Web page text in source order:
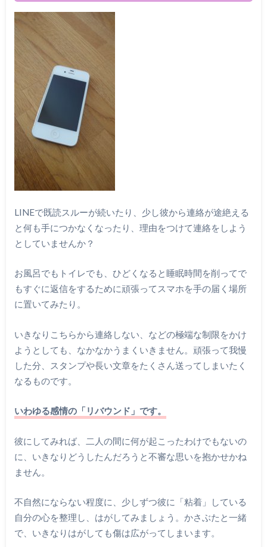
LINEで既読スルーが続いたり、少し彼から連絡が途絶える
と何も手につかなくなったり、理由をつけて連絡をしよう
としていませんか？
お風呂でもトイレでも、ひどくなると睡眠時間を削ってで
もすぐに返信をするために頑張ってスマホを手の届く場所
に置いてみたり。
いきなりこちらから連絡しない、などの極端な制限をかけ
ようとしても、なかなかうまくいきません。頑張って我慢
した分、スタンプや長い文章をたくさん送ってしまいたく
なるものです。
いわゆる感情の「リバウンド」です。
彼にしてみれば、二人の間に何が起こったわけでもないの
に、いきなりどうしたんだろうと不審な思いを抱かせかね
ません。
不自然にならない程度に、少しずつ彼に「粘着」している
自分の心を整理し、はがしてみましょう。かさぶたと一緒
で、いきなりはがしても傷は広がってしまいます。